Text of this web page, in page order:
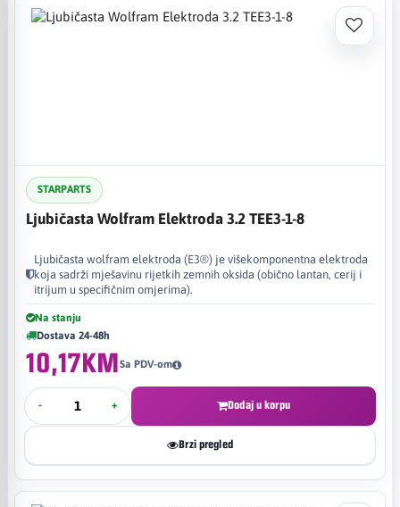
STARPARTS
Ljubičasta Wolfram Elektroda 3.2 TEE3-1-8
Ljubičasta wolfram elektroda (E3®) je višekomponentna elektroda
koja sadrži mješavinu rijetkih zemnih oksida (obično lantan, cerij i
itrijum u specifičnim omjerima).
Na stanju
Dostava 24-48h
10,17KMSa PDV-om
- + Dodaj u korpu
Brzi pregled